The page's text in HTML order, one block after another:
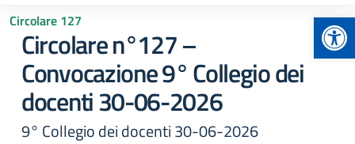
Circolare 127
Circolare n°127 –
Convocazione 9° Collegio dei
docenti 30-06-2026
9° Collegio dei docenti 30-06-2026